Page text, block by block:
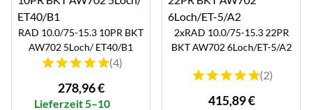
RAD 10.0/75-15.3 10PR BKT
AW702 5Loch/ ET40/B1
Bewertung: 5 von 5 (4 Bewertungen)
(4)
278,96€
Lieferzeit 5–10
2xRAD 10.0/75-15.3 22PR
BKT AW702 6Loch/ET-5/A2
Bewertung: 5 von 5 (2
(2)
415,89€